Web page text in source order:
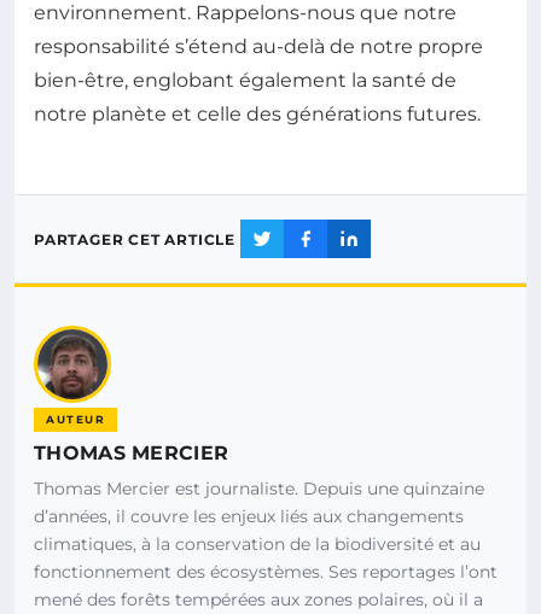
environnement. Rappelons-nous que notre
responsabilité s’étend au-delà de notre propre
bien-être, englobant également la santé de
notre planète et celle des générations futures.
PARTAGER CET ARTICLE
AUTEUR
THOMAS MERCIER
Thomas Mercier est journaliste. Depuis une quinzaine
d’années, il couvre les enjeux liés aux changements
climatiques, à la conservation de la biodiversité et au
fonctionnement des écosystèmes. Ses reportages l’ont
mené des forêts tempérées aux zones polaires, où il a